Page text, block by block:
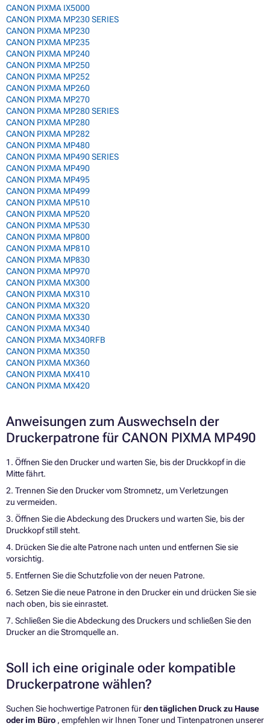
CANON PIXMA IX5000
CANON PIXMA MP230 SERIES
CANON PIXMA MP230
CANON PIXMA MP235
CANON PIXMA MP240
CANON PIXMA MP250
CANON PIXMA MP252
CANON PIXMA MP260
CANON PIXMA MP270
CANON PIXMA MP280 SERIES
CANON PIXMA MP280
CANON PIXMA MP282
CANON PIXMA MP480
CANON PIXMA MP490 SERIES
CANON PIXMA MP490
CANON PIXMA MP495
CANON PIXMA MP499
CANON PIXMA MP510
CANON PIXMA MP520
CANON PIXMA MP530
CANON PIXMA MP800
CANON PIXMA MP810
CANON PIXMA MP830
CANON PIXMA MP970
CANON PIXMA MX300
CANON PIXMA MX310
CANON PIXMA MX320
CANON PIXMA MX330
CANON PIXMA MX340
CANON PIXMA MX340RFB
CANON PIXMA MX350
CANON PIXMA MX360
CANON PIXMA MX410
CANON PIXMA MX420
Anweisungen zum Auswechseln der
Druckerpatrone für CANON PIXMA MP490
1. Öffnen Sie den Drucker und warten Sie, bis der Druckkopf in die
Mitte fährt.
2. Trennen Sie den Drucker vom Stromnetz, um Verletzungen
zu vermeiden.
3. Öffnen Sie die Abdeckung des Druckers und warten Sie, bis der
Druckkopf still steht.
4. Drücken Sie die alte Patrone nach unten und entfernen Sie sie
vorsichtig.
5. Entfernen Sie die Schutzfolie von der neuen Patrone.
6. Setzen Sie die neue Patrone in den Drucker ein und drücken Sie sie
nach oben, bis sie einrastet.
7. Schließen Sie die Abdeckung des Druckers und schließen Sie den
Drucker an die Stromquelle an.
Soll ich eine originale oder kompatible
Druckerpatrone wählen?
Suchen Sie hochwertige Patronen fürden täglichen Druck zu Hause
oder im Büro , empfehlen wir Ihnen Toner und Tintenpatronen unserer